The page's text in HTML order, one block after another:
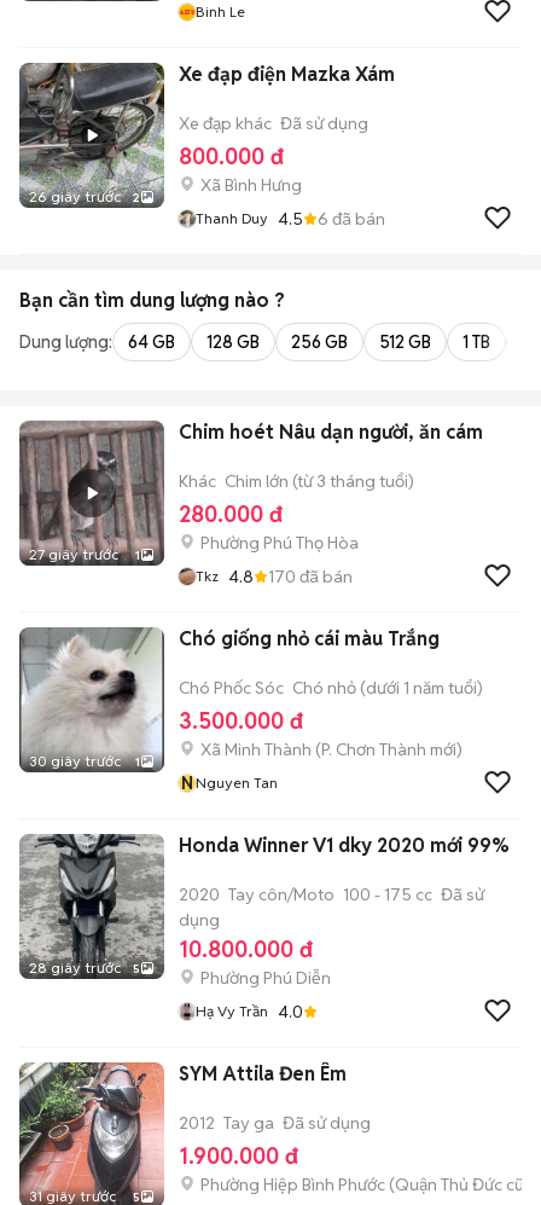
Binh Le
26 giây trước 2
Xe đạp điện Mazka Xám
Xe đạp khác Đã sử dụng
800.000 đ
Xã Bình Hưng
Thanh Duy 4.5 6 đã bán
Bạn cần tìm dung lượng nào ?
Dung lượng: 64 GB 128 GB 256 GB 512 GB 1 TB
27 giây trước 1
Chim hoét Nâu dạn người, ăn cám
Khác Chim lớn (từ 3 tháng tuổi)
280.000 đ
Phường Phú Thọ Hòa
Tkz 4.8 170 đã bán
30 giây trước 1
Chó giống nhỏ cái màu Trắng
Chó Phốc Sóc Chó nhỏ (dưới 1 năm tuổi)
3.500.000 đ
Xã Minh Thành (P. Chơn Thành mới)
NNguyen Tan
28 giây trước 5
Honda Winner V1 dky 2020 mới 99%
2020 Tay côn/Moto 100 - 175 cc Đã sử
dụng
10.800.000 đ
Phường Phú Diễn
Hạ Vy Trần 4.0
31 giây trước 5
SYM Attila Đen Êm
2012 Tay ga Đã sử dụng
1.900.000 đ
Phường Hiệp Bình Phước (Quận Thủ Đức cũ)